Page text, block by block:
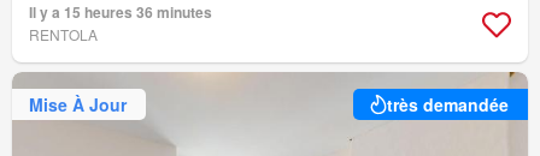
Il y a 15 heures 36 minutes
RENTOLA
Mise À Jour très demandée